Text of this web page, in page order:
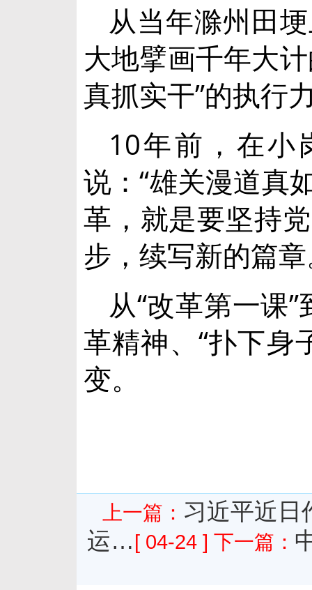
从当年滁州田
大地擘画千年大
真抓实干”的执行
10年前，在小
说：“雄关漫道真
革，就是要坚持
步，续写新的篇章
从“改革第一课
革精神、“扑下身
变。
上一篇： 习近平近日
运…[ 04-24 ] 下一篇：